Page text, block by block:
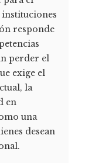
responde
perder el
exige el
la
en
una
desean